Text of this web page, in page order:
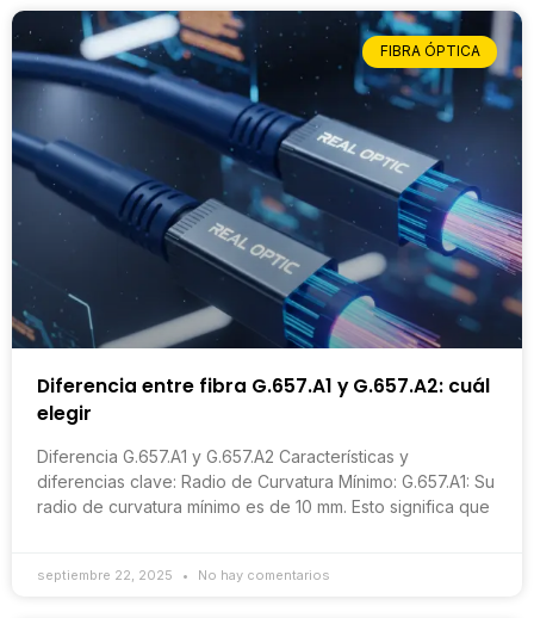
FIBRA ÓPTICA
Diferencia entre fibra G.657.A1 y G.657.A2: cuál
elegir
Diferencia G.657.A1 y G.657.A2 Características y
diferencias clave: Radio de Curvatura Mínimo: G.657.A1: Su
radio de curvatura mínimo es de 10 mm. Esto significa que
septiembre 22, 2025 No hay comentarios